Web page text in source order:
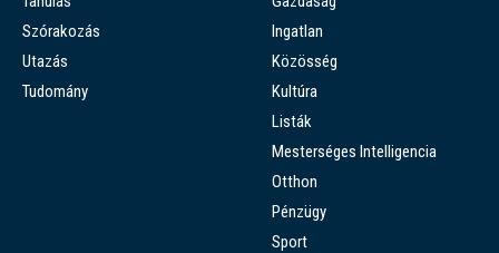
Szórakozás
Utazás
Tudomány
Ingatlan
Közösség
Kultúra
Listák
Mesterséges Intelligencia
Otthon
Pénzügy
Sport